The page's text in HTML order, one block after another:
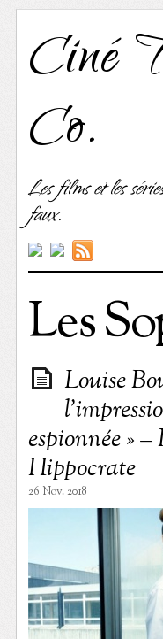
Ciné
Co.
Les films et les
faux.
Les
Louise
espionnée »
Hippocrate
26 Nov. 2018